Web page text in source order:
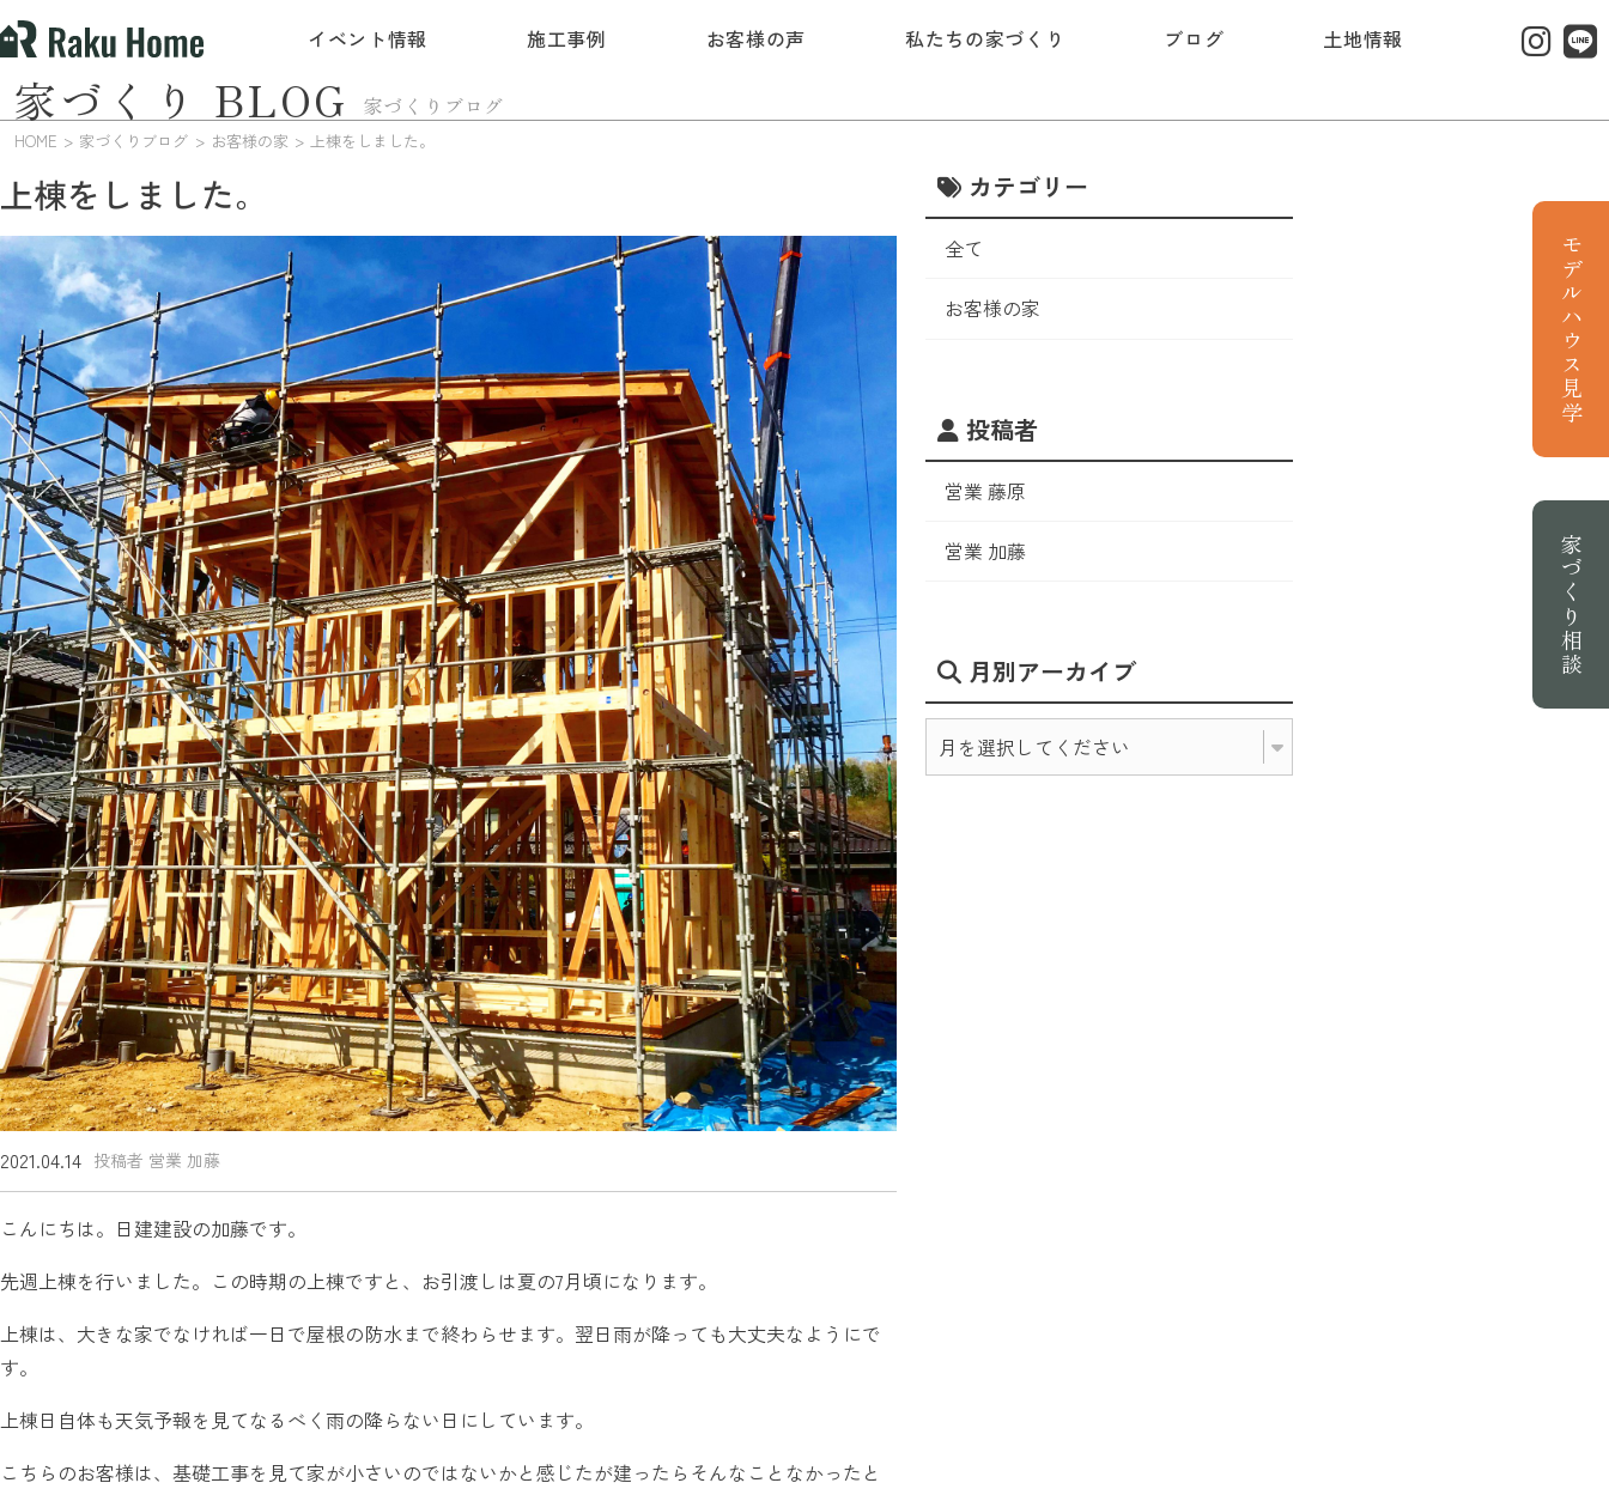
イベント情報 施工事例 お客様の声 私たちの家づくり ブログ 土地情報
家づくりブログ
家づくり BLOG
HOME 家づくりブログ お客様の家 上棟をしました。
上棟をしました。
2021.04.14 投稿者 営業 加藤
こんにちは。日建建設の加藤です。
先週上棟を行いました。この時期の上棟ですと、お引渡しは夏の7月頃になります。
上棟は、大きな家でなければ一日で屋根の防水まで終わらせます。翌日雨が降っても大丈夫なようにで
す。
上棟日自体も天気予報を見てなるべく雨の降らない日にしています。
こちらのお客様は、基礎工事を見て家が小さいのではないかと感じたが建ったらそんなことなかったと
カテゴリー
全て
お客様の家
投稿者
営業 藤原
営業 加藤
月別アーカイブ
モデルハウス見学
家づくり相談